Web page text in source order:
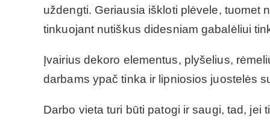
uždengti. Geriausia iškloti plėvele, tuomet
tinkuojant nutiškus didesniam gabalėliui
Įvairius dekoro elementus, plyšelius,
darbams ypač tinka ir lipniosios juostelės
Darbo vieta turi būti patogi ir saugi, tad, jei